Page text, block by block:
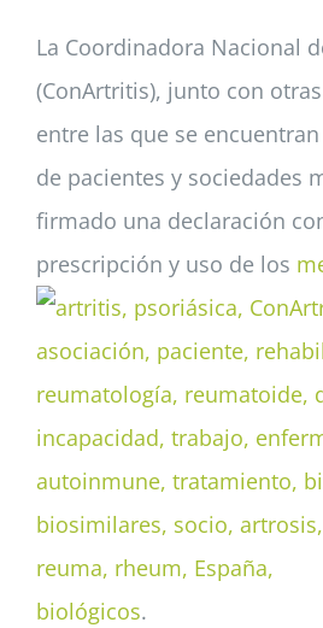
La Coordinadora Nacional
(ConArtritis), junto con
entre las que se
de pacientes y sociedades
firmado una declaración
prescripción y uso de los
biológicos.